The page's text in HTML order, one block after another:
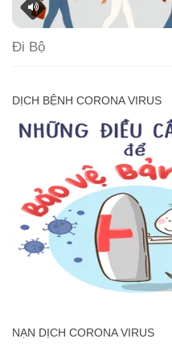
Đi Bộ
DỊCH BỆNH CORONA VIRUS
NẠN DỊCH CORONA VIRUS